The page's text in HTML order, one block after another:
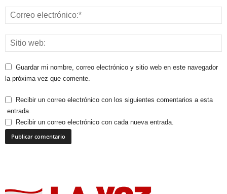
Guardar mi nombre, correo electrónico y sitio web en este navegador
la próxima vez que comente.
Recibir un correo electrónico con los siguientes comentarios a esta
entrada.
Recibir un correo electrónico con cada nueva entrada.